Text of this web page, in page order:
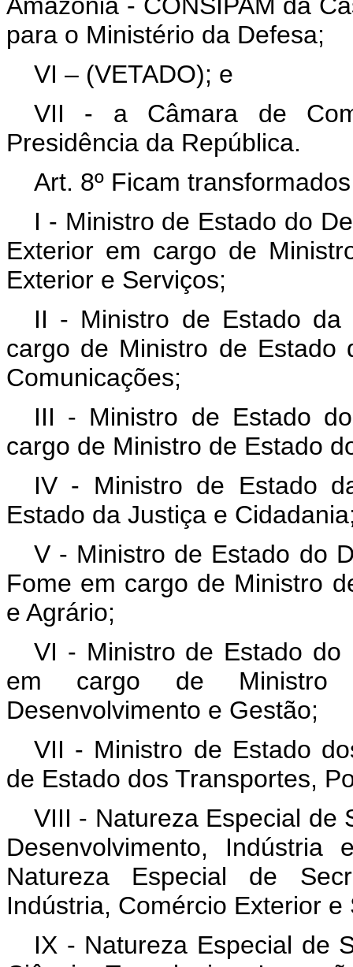
para o Ministério da Defesa;
VI – (VETADO); e
VII - a Câmara de
Presidência da República.
Art. 8º Ficam
I - Ministro de Estado do
Exterior em cargo de
Exterior e Serviços;
II - Ministro de Estado da
cargo de Ministro de Estado
Comunicações;
III - Ministro de Estado
cargo de Ministro de Estado
IV - Ministro de Estado
Estado da Justiça e
V - Ministro de Estado do
Fome em cargo de Ministro
e Agrário;
VI - Ministro de Estado do
em cargo de Ministro
Desenvolvimento e Gestão;
VII - Ministro de Estado
de Estado dos Transportes,
VIII - Natureza Especial de
Desenvolvimento,
Natureza Especial de
Indústria, Comércio Exterior e
IX - Natureza Especial de